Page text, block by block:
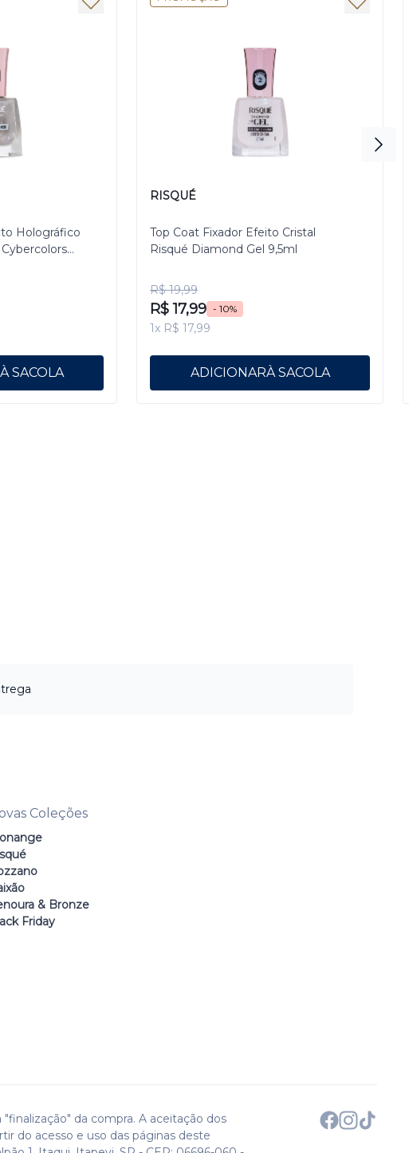
Holográfico
RISQUÉ
Top Coat Fixador Efeito Cristal
Risqué Diamond Gel 9,5ml
R$ 19,99
R$ 17,99 - 10%
1x R$ 17,99
ADICIONAR
Coleções
& Bronze
Friday
da compra. A aceitação dos
do acesso e uso das páginas deste